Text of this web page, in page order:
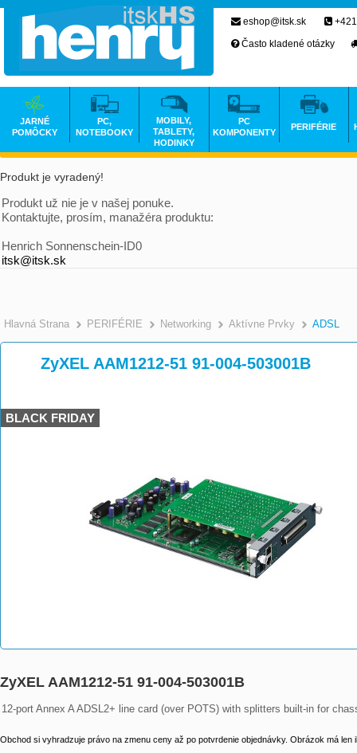
Produkt je vyradený!
Produkt už nie je v našej ponuke.
Kontaktujte, prosím, manažéra produktu:
Henrich Sonnenschein-ID0
itsk@itsk.sk
Hlavná Strana >
PERIFÉRIE >
Networking >
Aktívne Prvky ADSL
ZyXEL AAM1212-51 91-004-503001B
BLACK FRIDAY
ZyXEL AAM1212-51 91-004-503001B
12-port Annex A ADSL2+ line card (over POTS) with splitters built-in for
Obchod si vyhradzuje právo na zmenu ceny až po potvrdenie objednávky. Obrázok má len
eshop@itsk.sk
Často kladené otázky
JARNÉ
POMÔCKY
PC,
NOTEBOOKY
MOBILY,
TABLETY,
HODINKY
PC
KOMPONENTY
PERIFÉRIE